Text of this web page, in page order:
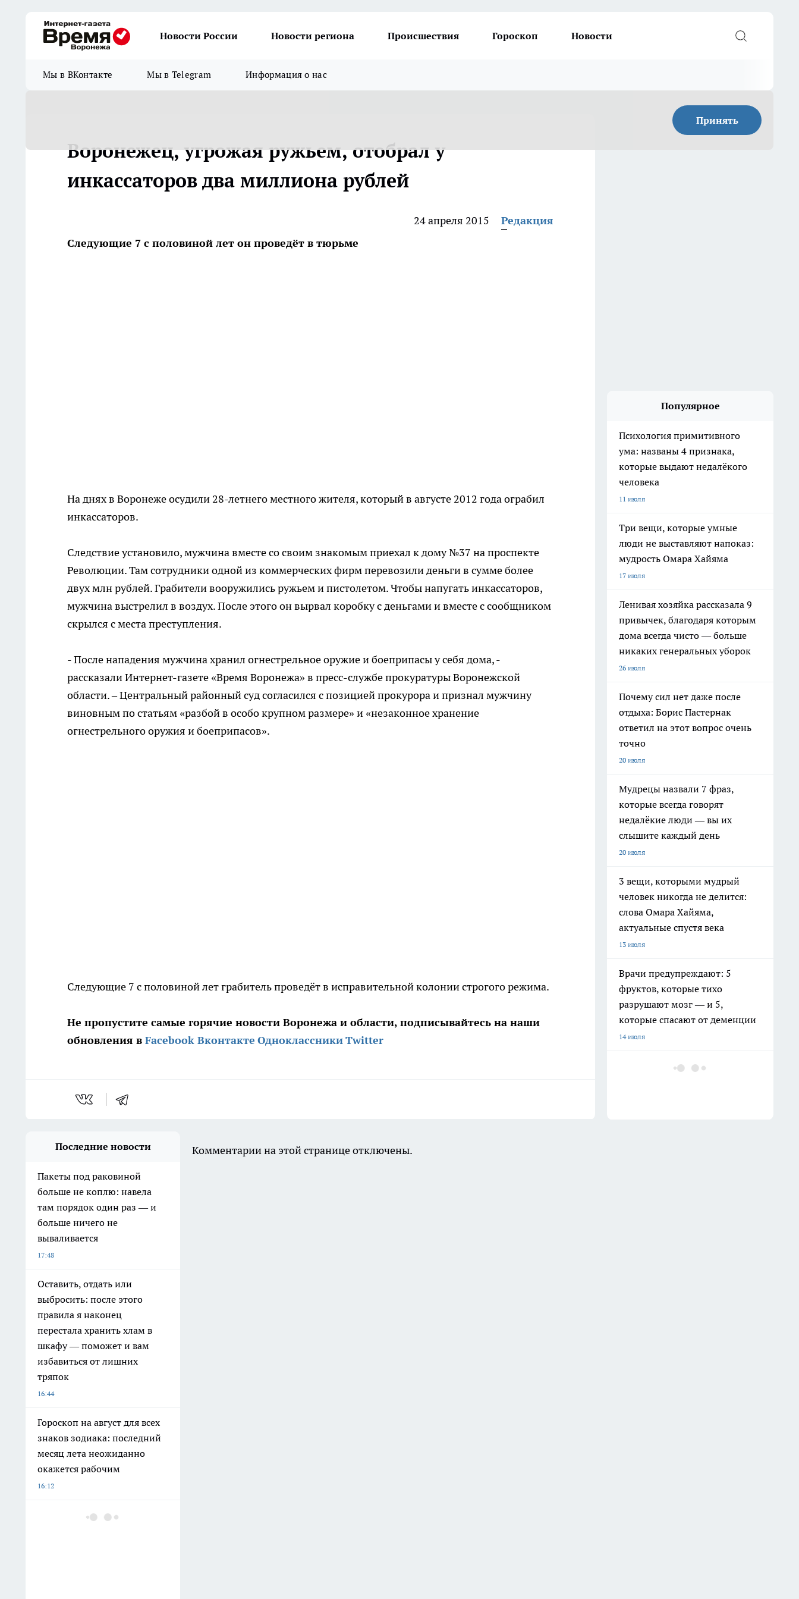
Новости России Новости региона Происшествия Гороскоп Новости
Мы в ВКонтакте Мы в Telegram Информация о нас
Принять
Воронежец, угрожая ружьем, отобрал у
инкассаторов два миллиона рублей
24 апреля 2015
Редакция
Следующие 7 с половиной лет он проведёт в тюрьме
На днях в Воронеже осудили 28-летнего местного жителя, который в августе 2012 года ограбил
инкассаторов.
Следствие установило, мужчина вместе со своим знакомым приехал к дому №37 на проспекте
Революции. Там сотрудники одной из коммерческих фирм перевозили деньги в сумме более
двух млн рублей. Грабители вооружились ружьем и пистолетом. Чтобы напугать инкассаторов,
мужчина выстрелил в воздух. После этого он вырвал коробку с деньгами и вместе с сообщником
скрылся с места преступления.
- После нападения мужчина хранил огнестрельное оружие и боеприпасы у себя дома, -
рассказали Интернет-газете «Время Воронежа» в пресс-службе прокуратуры Воронежской
области. – Центральный районный суд согласился с позицией прокурора и признал мужчину
виновным по статьям «разбой в особо крупном размере» и «незаконное хранение
огнестрельного оружия и боеприпасов».
Следующие 7 с половиной лет грабитель проведёт в исправительной колонии строгого режима.
Не пропустите самые горячие новости Воронежа и области, подписывайтесь на наши
обновления в Facebook Вконтакте ОдноклассникиTwitter
Популярное
Психология примитивного
ума: названы 4 признака,
которые выдают недалёкого
человека
11 июля
Три вещи, которые умные
люди не выставляют напоказ:
мудрость Омара Хайяма
17 июля
Ленивая хозяйка рассказала 9
привычек, благодаря которым
дома всегда чисто — больше
никаких генеральных уборок
26 июля
Почему сил нет даже после
отдыха: Борис Пастернак
ответил на этот вопрос очень
точно
20 июля
Мудрецы назвали 7 фраз,
которые всегда говорят
недалёкие люди — вы их
слышите каждый день
20 июля
3 вещи, которыми мудрый
человек никогда не делится:
слова Омара Хайяма,
актуальные спустя века
13 июля
Врачи предупреждают: 5
фруктов, которые тихо
разрушают мозг — и 5,
которые спасают от деменции
14 июля
Последние новости
Пакеты под раковиной
больше не коплю: навела
там порядок один раз — и
больше ничего не
вываливается
17:48
Оставить, отдать или
выбросить: после этого
правила я наконец
перестала хранить хлам в
шкафу — поможет и вам
избавиться от лишних
тряпок
16:44
Гороскоп на август для всех
знаков зодиака: последний
месяц лета неожиданно
окажется рабочим
16:12
Суд обязал Соцфонд
Комментарии на этой странице отключены.